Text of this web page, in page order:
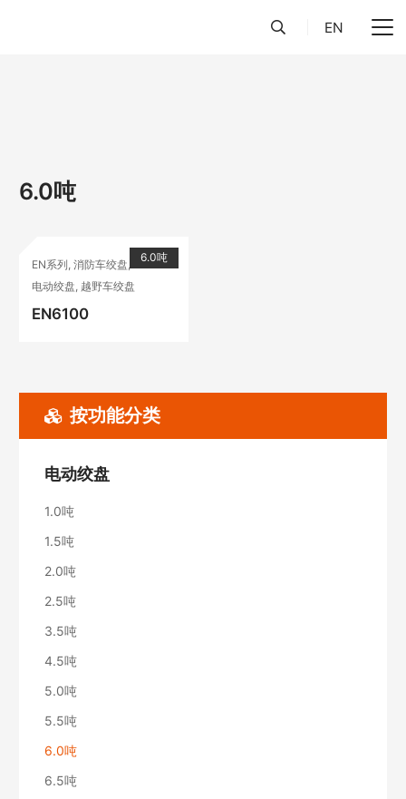
EN
按功能分类
电动绞盘
1.0吨
1.5吨
2.0吨
2.5吨
3.5吨
4.5吨
5.0吨
5.5吨
6.0吨
6.5吨
6.0吨
6.0吨
EN系列 消防车绞盘
电动绞盘 越野车绞盘
EN6100